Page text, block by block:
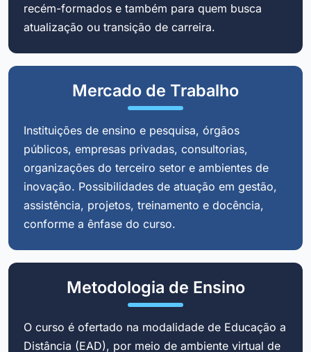
recém-formados e também para quem busca
atualização ou transição de carreira.
Mercado de Trabalho
Instituições de ensino e pesquisa, órgãos
públicos, empresas privadas, consultorias,
organizações do terceiro setor e ambientes de
inovação. Possibilidades de atuação em gestão,
assistência, projetos, treinamento e docência,
conforme a ênfase do curso.
Metodologia de Ensino
O curso é ofertado na modalidade de Educação a
Distância (EAD), por meio de ambiente virtual de